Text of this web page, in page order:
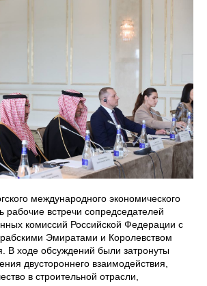
международного экономического
рабочие встречи сопредседателей
комиссий Российской Федерации с
Эмиратами и Королевством
В ходе обсуждений были затронуты
двустороннего взаимодействия,
в строительной отрасли,